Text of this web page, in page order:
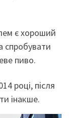
є хороший
спробувати
пиво.
році, після
інакше.